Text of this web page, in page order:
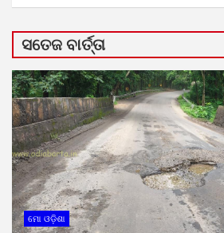
ସତେଜ ବାର୍ତ୍ତା
ମୋ ଓଡ଼ିଶା